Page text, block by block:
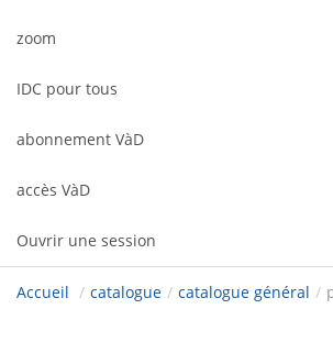
zoom
IDC pour tous
abonnement VàD
accès VàD
Ouvrir une session
Accueil / catalogue / catalogue général /